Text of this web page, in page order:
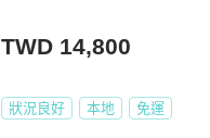
TWD 14,800
狀況良好 本地 免運